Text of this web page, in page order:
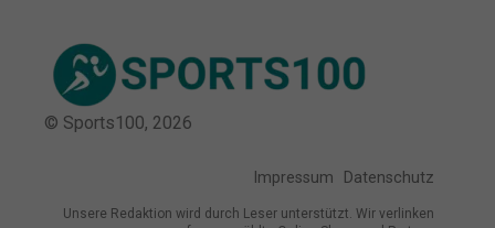
© Sports100, 2026
Impressum Datenschutz
Unsere Redaktion wird durch Leser unterstützt. Wir verlinken